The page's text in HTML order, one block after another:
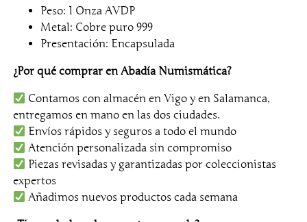
a
:
1
0
0
€
,
0
0
.
Peso: 1 Onza AVDP
Metal: Cobre puro 999
Presentación: Encapsulada
¿Por qué comprar en Abadía Numismática?
Contamos con almacén en Vigo y en Salamanca,
entregamos en mano en las dos ciudades.
Envíos rápidos y seguros a todo el mundo
Atención personalizada sin compromiso
Piezas revisadas y garantizadas por coleccionistas
expertos
Añadimos nuevos productos cada semana